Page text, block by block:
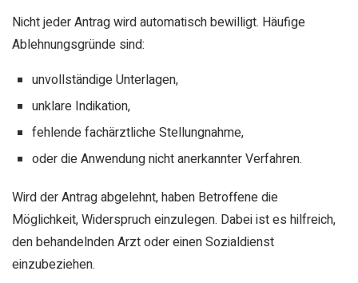
Nicht jeder Antrag wird automatisch bewilligt. Häufige
Ablehnungsgründe sind:
unvollständige Unterlagen,
unklare Indikation,
fehlende fachärztliche Stellungnahme,
oder die Anwendung nicht anerkannter Verfahren.
Wird der Antrag abgelehnt, haben Betroffene die
Möglichkeit, Widerspruch einzulegen. Dabei ist es hilfreich,
den behandelnden Arzt oder einen Sozialdienst
einzubeziehen.